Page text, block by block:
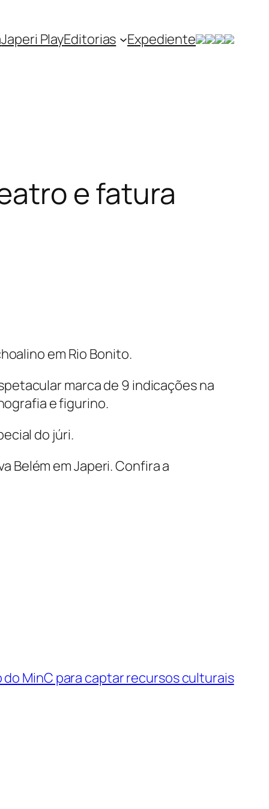
Japeri PlayEditorias Expediente
e fatura
em Rio Bonito.
marca de 9 indicações na
e figurino.
do júri.
Belém em Japeri. Confira a
do MinC para captar recursos culturais